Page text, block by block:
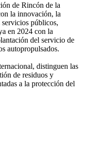
de Rincón de la
la innovación, la
públicos,
en 2024 con la
del servicio de
autopropulsados.
distinguen las
de residuos y
a la protección del